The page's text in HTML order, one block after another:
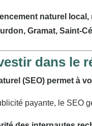
naturel
Gramat, Saint-
dans le
(SEO) permet à
payante, le SEO